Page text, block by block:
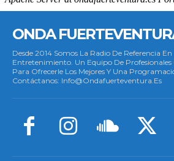
ONDA
Desde 2014 Somos La Radio De Referencia
Entretenimiento. Un Equipo De
Para Ofrecerle Los Mejores Y Una
Contáctanos: Info@ondafuerteventura.es